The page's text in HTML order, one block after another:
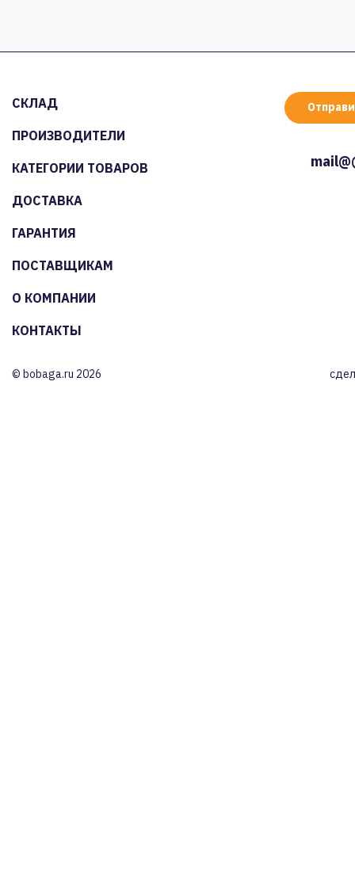
СКЛАД
ПРОИЗВОДИТЕЛИ
КАТЕГОРИИ ТОВАРОВ
ДОСТАВКА
ГАРАНТИЯ
ПОСТАВЩИКАМ
О КОМПАНИИ
КОНТАКТЫ
© bobaga.ru 2026